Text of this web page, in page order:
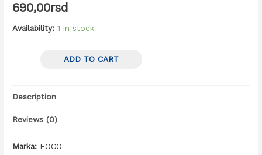
690,00rsd
Availability: 1 in stock
ADD TO CART
Description
Reviews (0)
Marka: FOCO